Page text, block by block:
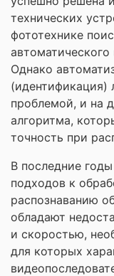
технических
фототехнике
Однако
(идентификация)
проблемой, и на
алгоритма,
точность при
В последние
подходов к
распознаванию
обладают
и скоростью,
для которых